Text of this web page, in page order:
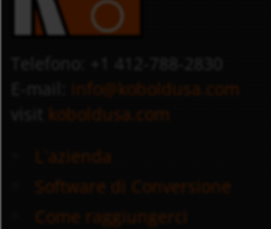
info@koboldusa.com
koboldusa.com
L`azienda
Software di Conversione
Come raggiungerci